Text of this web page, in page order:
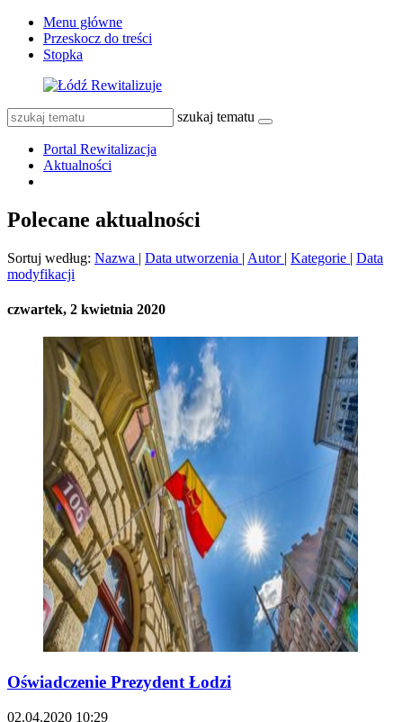
Menu główne
Przeskocz do treści
Stopka
szukaj tematu
Portal Rewitalizacja
Aktualności
Polecane aktualności
Sortuj według: Nazwa | Data utworzenia | Autor | Kategorie | Data
modyfikacji
czwartek, 2 kwietnia 2020
Oświadczenie Prezydent Łodzi
02.04.2020 10:29